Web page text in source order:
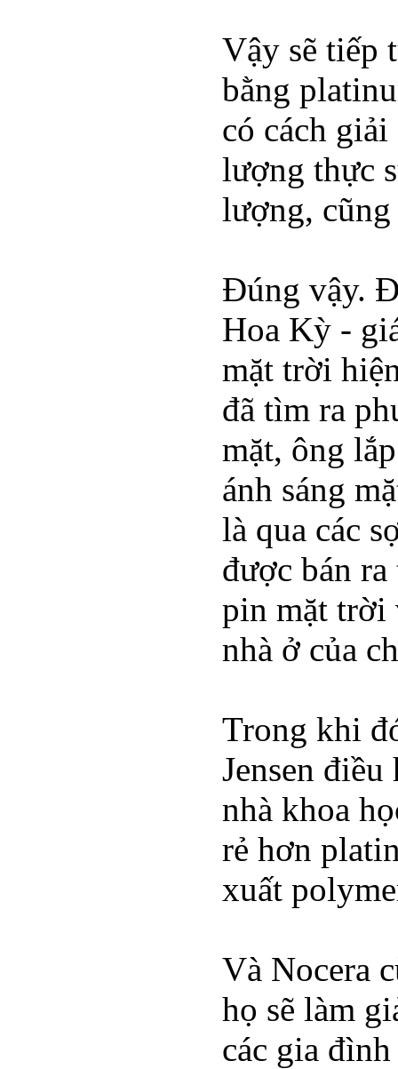
Vậy sẽ tiếp
bằng
có cách
lượng thực
lượng,
Đúng vậy.
Hoa Kỳ -
mặt trời
đã tìm ra
mặt, ông
ánh sáng
là qua các
được bán
pin mặt trời
nhà ở của
Trong khi
Jensen
nhà khoa
rẻ hơn
xuất
Và Nocera
họ sẽ làm
các gia